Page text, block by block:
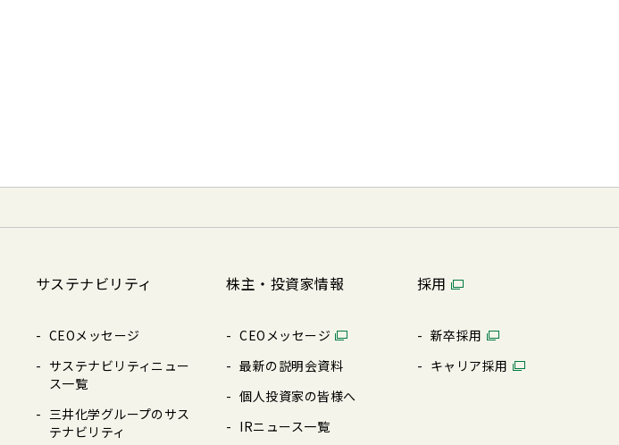
サステナビリティ
CEOメッセージ
サステナビリティニュー
ス⼀覧
三井化学グループのサス
テナビリティ
株主・投資家情報
CEOメッセージ
最新の説明会資料
個⼈投資家の皆様へ
IRニュース⼀覧
採用
新卒採⽤
キャリア採⽤